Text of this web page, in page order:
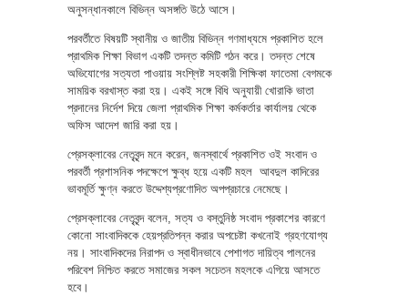
অনুসন্ধানকালে বিভিন্ন অসঙ্গতি উঠে আসে।
পরবর্তীতে বিষয়টি স্থানীয় ও জাতীয় বিভিন্ন গণমাধ্যমে প্রকাশিত হলে
প্রাথমিক শিক্ষা বিভাগ একটি তদন্ত কমিটি গঠন করে। তদন্ত শেষে
অভিযোগের সত্যতা পাওয়ায় সংশ্লিষ্ট সহকারী শিক্ষিকা ফাতেমা বেগমকে
সাময়িক বরখাস্ত করা হয়। একই সঙ্গে বিধি অনুযায়ী খোরাকি ভাতা
প্রদানের নির্দেশ দিয়ে জেলা প্রাথমিক শিক্ষা কর্মকর্তার কার্যালয় থেকে
অফিস আদেশ জারি করা হয়।
প্রেসক্লাবের নেতৃবৃন্দ মনে করেন, জনস্বার্থে প্রকাশিত ওই সংবাদ ও
পরবর্তী প্রশাসনিক পদক্ষেপে ক্ষুব্ধ হয়ে একটি মহল আবদুল কাদিরের
ভাবমূর্তি ক্ষুণ্ন করতে উদ্দেশ্যপ্রণোদিত অপপ্রচারে নেমেছে।
প্রেসক্লাবের নেতৃবৃন্দ বলেন, সত্য ও বস্তুনিষ্ঠ সংবাদ প্রকাশের কারণে
কোনো সাংবাদিককে হেয়প্রতিপন্ন করার অপচেষ্টা কখনোই গ্রহণযোগ্য
নয়। সাংবাদিকদের নিরাপদ ও স্বাধীনভাবে পেশাগত দায়িত্ব পালনের
পরিবেশ নিশ্চিত করতে সমাজের সকল সচেতন মহলকে এগিয়ে আসতে
হবে।